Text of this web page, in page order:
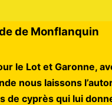
de
le Lot et Garonne,
nous laissons
de cyprès qui lui